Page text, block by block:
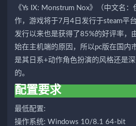
《Ys IX: Monstrum Nox》（中文名
作，游戏将于7月4日发行于steam平
发行以来也是获得了85%的好评率，
始在主机端的原因，所以pc版在国内
是其日系+动作角色扮演的风格还是
的。
配置要求
最低配置:
操作系统: Windows 10/8.1 64-bit